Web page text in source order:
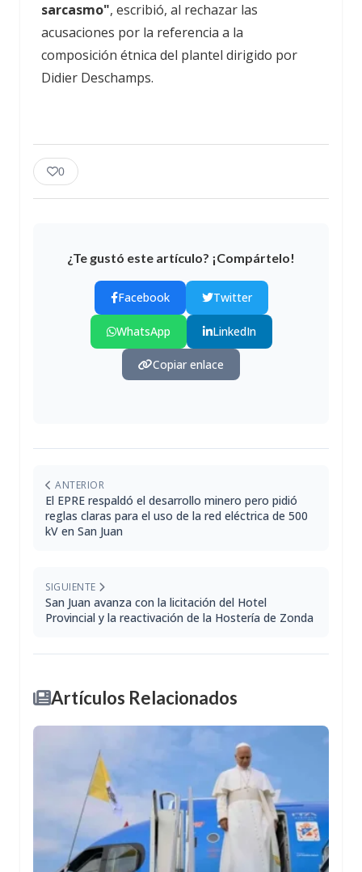
sarcasmo", escribió, al rechazar las
acusaciones por la referencia a la
composición étnica del plantel dirigido por
Didier Deschamps.
0
¿Te gustó este artículo? ¡Compártelo!
Facebook Twitter
WhatsApp LinkedIn
Copiar enlace
ANTERIOR
El EPRE respaldó el desarrollo minero pero pidió
reglas claras para el uso de la red eléctrica de 500
kV en San Juan
SIGUIENTE
San Juan avanza con la licitación del Hotel
Provincial y la reactivación de la Hostería de Zonda
Artículos Relacionados